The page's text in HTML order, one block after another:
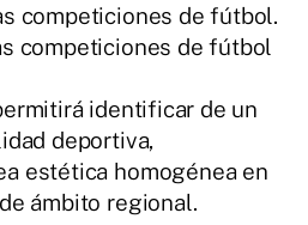
competiciones de fútbol.
competiciones de fútbol
identificar de un
deportiva,
estética homogénea en
ámbito regional.